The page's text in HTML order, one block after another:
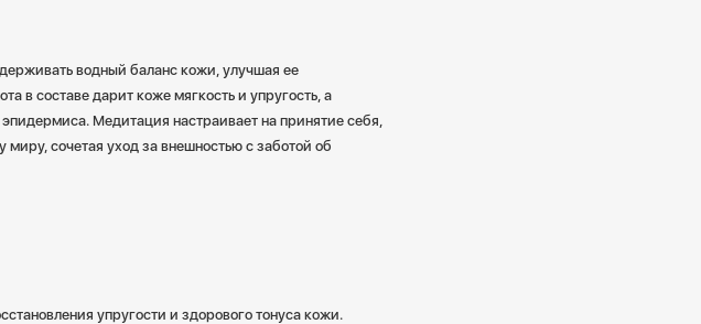
водный баланс кожи, улучшая ее
в составе дарит коже мягкость и упругость, а
Медитация настраивает на принятие себя,
сочетая уход за внешностью с заботой об
упругости и здорового тонуса кожи.